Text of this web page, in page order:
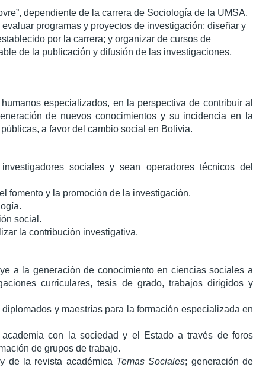
dependiente de la carrera de Sociología de la UMSA,
programas y proyectos de investigación; diseñar y
por la carrera; y organizar de cursos de
de la publicación y difusión de las investigaciones,
especializados, en la perspectiva de contribuir al
de nuevos conocimientos y su incidencia en la
a favor del cambio social en Bolivia.
sociales y sean operadores técnicos del
fomento y la promoción de la investigación.
social.
la contribución investigativa.
a la generación de conocimiento en ciencias sociales a
curriculares, tesis de grado, trabajos dirigidos y
y maestrías para la formación especializada en
con la sociedad y el Estado a través de foros
de grupos de trabajo.
de la revista académica Temas Sociales; generación de